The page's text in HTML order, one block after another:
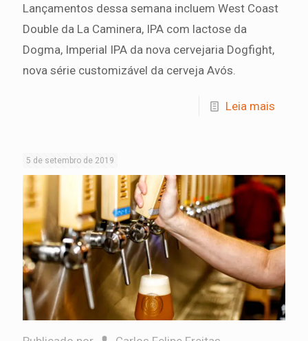
Lançamentos dessa semana incluem West Coast
Double da La Caminera, IPA com lactose da
Dogma, Imperial IPA da nova cervejaria Dogfight,
nova série customizável da cerveja Avós.
Leia mais
5 de setembro de 2019